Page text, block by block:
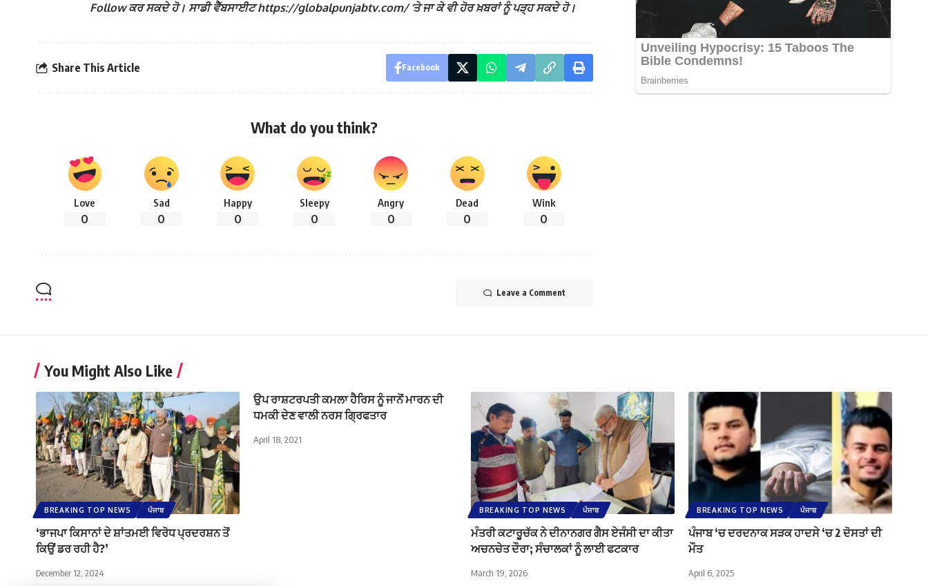
Follow ਕਰ ਸਕਦੇ ਹੋ। ਸਾਡੀ ਵੈੱਬਸਾਈਟ https://globalpunjabtv.com/ ‘ਤੇ ਜਾ ਕੇ ਵੀ ਹੋਰ ਖ਼ਬਰਾਂ ਨੂੰ ਪੜ੍ਹ ਸਕਦੇ ਹੋ।
Share This Article Facebook
What do you think?
Love
0
Sad
0
Happy
0
Sleepy
0
Angry
0
Dead
0
Wink
0
Leave a Comment
You Might Also Like
BREAKING TOP NEWS ਪੰਜਾਬ
‘ਭਾਜਪਾ ਕਿਸਾਨਾਂ ਦੇ ਸ਼ਾਂਤਮਈ ਵਿਰੋਧ ਪ੍ਰਦਰਸ਼ਨ ਤੋਂ
ਕਿਉਂ ਡਰ ਰਹੀ ਹੈ?’
December 12, 2024
ਉਪ ਰਾਸ਼ਟਰਪਤੀ ਕਮਲਾ ਹੈਰਿਸ ਨੂੰ ਜਾਨੋਂ ਮਾਰਨ ਦੀ
ਧਮਕੀ ਦੇਣ ਵਾਲੀ ਨਰਸ ਗ੍ਰਿਫਤਾਰ
April 18, 2021
BREAKING TOP NEWS ਪੰਜਾਬ
ਮੰਤਰੀ ਕਟਾਰੂਚੱਕ ਨੇ ਦੀਨਾਨਗਰ ਗੈਸ ਏਜੰਸੀ ਦਾ ਕੀਤਾ
ਅਚਨਚੇਤ ਦੌਰਾ; ਸੰਚਾਲਕਾਂ ਨੂੰ ਲਾਈ ਫਟਕਾਰ
March 19, 2026
BREAKING TOP NEWS ਪੰਜਾਬ
ਪੰਜਾਬ ‘ਚ ਦਰਦਨਾਕ ਸੜਕ ਹਾਦਸੇ ‘ਚ 2 ਦੋਸਤਾਂ ਦੀ
ਮੌਤ
April 6, 2025